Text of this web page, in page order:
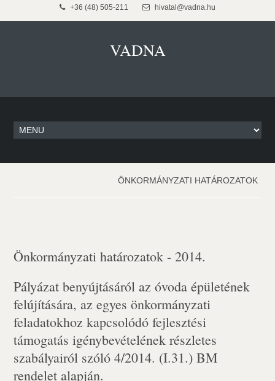
+36 (48) 505-211 hivatal@vadna.hu
VADNA
ÖNKORMÁNYZATI HATÁROZATOK
Önkormányzati határozatok - 2014.
Pályázat benyújtásáról az óvoda épületének
felújítására, az egyes önkormányzati
feladatokhoz kapcsolódó fejlesztési
támogatás igénybevételének részletes
szabályairól szóló 4/2014. (I.31.) BM
rendelet alapján.